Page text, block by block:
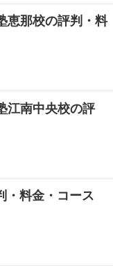
恵那校の評判・料
江南中央校の評
・料金・コース